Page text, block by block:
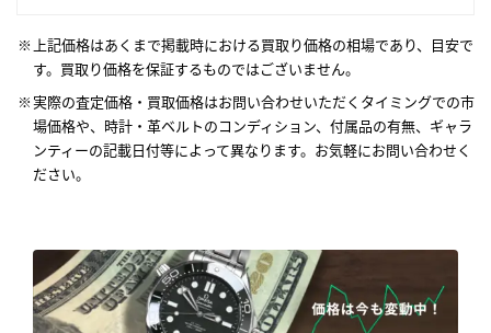
上記価格はあくまで掲載時における買取り価格の相場であり、目安で
す。買取り価格を保証するものではございません。
実際の査定価格・買取価格はお問い合わせいただくタイミングでの市
場価格や、時計・革ベルトのコンディション、付属品の有無、ギャラ
ンティーの記載日付等によって異なります。お気軽にお問い合わせく
ださい。